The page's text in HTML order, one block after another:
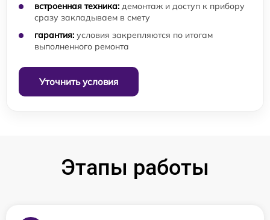
встроенная техника: демонтаж и доступ к прибору
сразу закладываем в смету
гарантия: условия закрепляются по итогам
выполненного ремонта
Уточнить условия
Этапы работы